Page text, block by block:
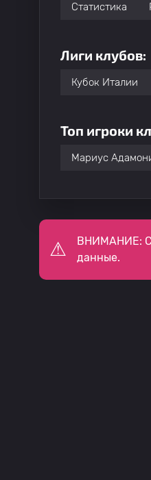
Статистика
Лиги клубов:
Кубок Италии
Топ игроки
Мариус
ВНИМАНИЕ:
данные.